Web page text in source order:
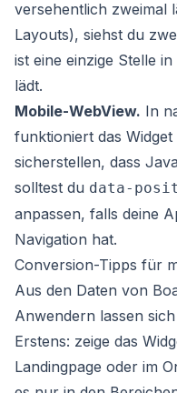
versehentlich zweimal
Layouts), siehst du
ist eine einzige Stelle
lädt.
Mobile-WebView. In
funktioniert das
sicherstellen, dass
solltest du data-
anpassen, falls deine
Navigation hat.
Conversion-Tipps für
Aus den Daten von
Anwendern lassen
Erstens: zeige das
Landingpage oder im